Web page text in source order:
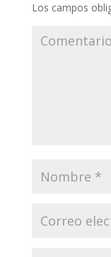
Los campos